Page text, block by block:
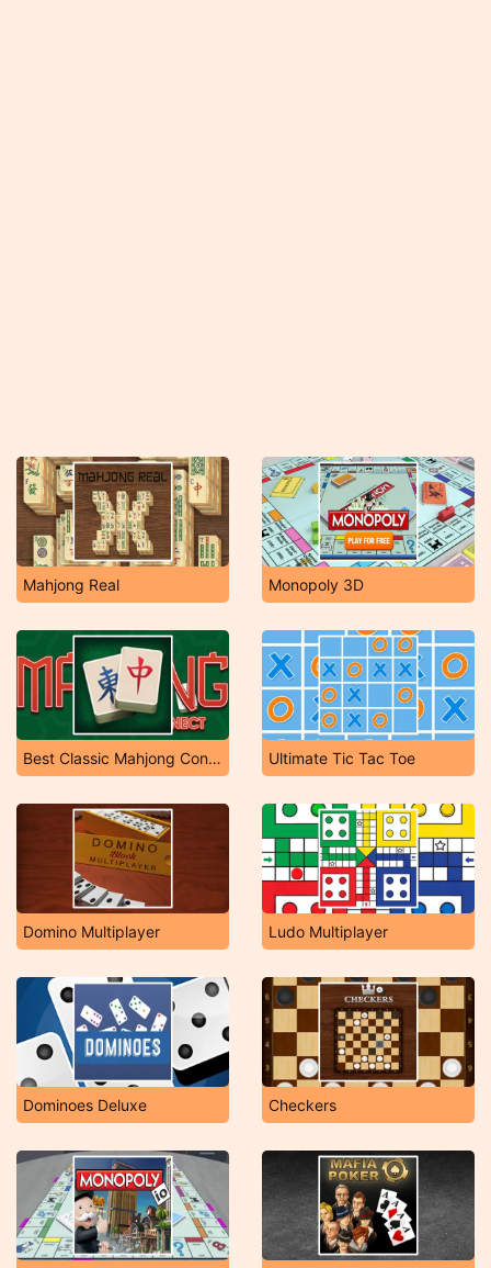
Mahjong Real Monopoly 3D
Best Classic Mahjong Connect Ultimate Tic Tac Toe
Domino Multiplayer Ludo Multiplayer
Dominoes Deluxe Checkers